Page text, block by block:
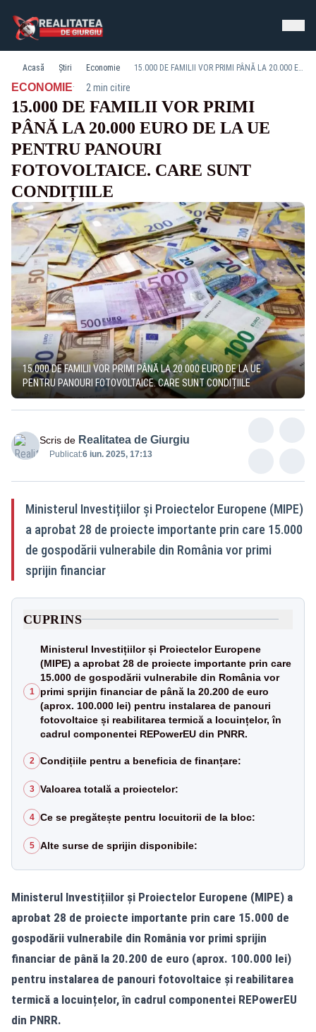
Acasă Știri Economie 15.000 DE FAMILII VOR PRIMI PÂNĂ LA 20.000 EURO DE LA UE PENTRU PANOURI FOTOVOLTAICE. CARE SUNT CONDIȚIILE
ECONOMIE· 2 min citire
15.000 DE FAMILII VOR PRIMI
PÂNĂ LA 20.000 EURO DE LA UE
PENTRU PANOURI
FOTOVOLTAICE. CARE SUNT
CONDIȚIILE
15.000 DE FAMILII VOR PRIMI PÂNĂ LA 20.000 EURO DE LA UE
PENTRU PANOURI FOTOVOLTAICE. CARE SUNT CONDIȚIILE
Scris de Realitatea de Giurgiu
Publicat:6 iun. 2025, 17:13
Ministerul Investițiilor și Proiectelor Europene (MIPE)
a aprobat 28 de proiecte importante prin care 15.000
de gospodării vulnerabile din România vor primi
sprijin financiar
CUPRINS
1
Ministerul Investițiilor și Proiectelor Europene
(MIPE) a aprobat 28 de proiecte importante prin care
15.000 de gospodării vulnerabile din România vor
primi sprijin financiar de până la 20.200 de euro
(aprox. 100.000 lei) pentru instalarea de panouri
fotovoltaice și reabilitarea termică a locuințelor, în
cadrul componentei REPowerEU din PNRR.
2 Condițiile pentru a beneficia de finanțare:
3 Valoarea totală a proiectelor:
4 Ce se pregătește pentru locuitorii de la bloc:
5 Alte surse de sprijin disponibile:
Ministerul Investițiilor și Proiectelor Europene (MIPE) a
aprobat 28 de proiecte importante prin care 15.000 de
gospodării vulnerabile din România vor primi sprijin
financiar de până la 20.200 de euro (aprox. 100.000 lei)
pentru instalarea de panouri fotovoltaice și reabilitarea
termică a locuințelor, în cadrul componentei REPowerEU
din PNRR.